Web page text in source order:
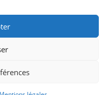
agence de